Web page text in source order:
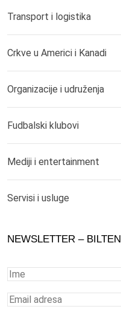
Transport i logistika
Crkve u Americi i Kanadi
Organizacije i udruženja
Fudbalski klubovi
Mediji i entertainment
Servisi i usluge
NEWSLETTER – BILTEN